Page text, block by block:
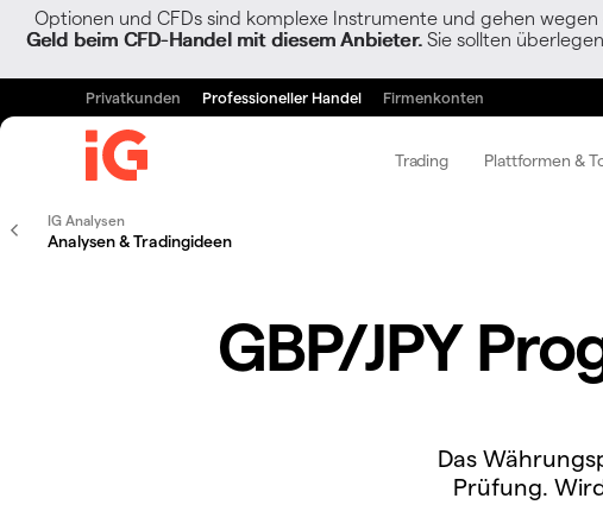
Optionen und CFDs sind komplexe Instrumente und gehen
Geld beim CFD-Handel mit diesem Anbieter. Sie sollten
Privatkunden Professioneller Handel Firmenkonten
Trading Plattformen &
IG Analysen
Analysen & Tradingideen
GBP/JPY
Das
Prüfung.